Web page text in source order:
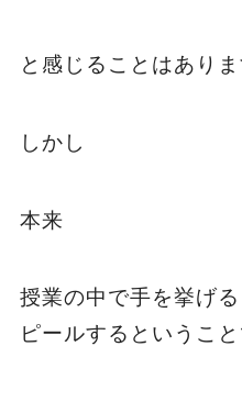
と感じることはあり
しかし
本来
授業の中で手を挙げ
ピールするということ